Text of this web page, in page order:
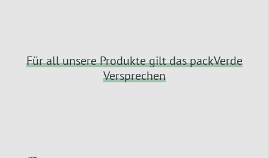
Für all unsere Produkte gilt das packVerde
Versprechen